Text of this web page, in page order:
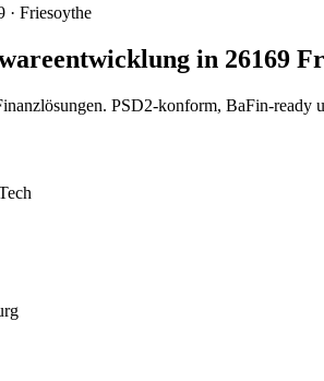
· Friesoythe
in 26169
PSD2-konform, BaFin-